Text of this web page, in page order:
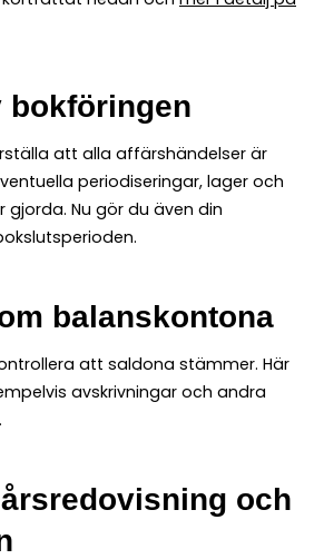
bokföringen
att alla affärshändelser är
periodiseringar, lager och
gjorda. Nu gör du även din
balanskontona
att saldona stämmer. Här
avskrivningar och andra
och